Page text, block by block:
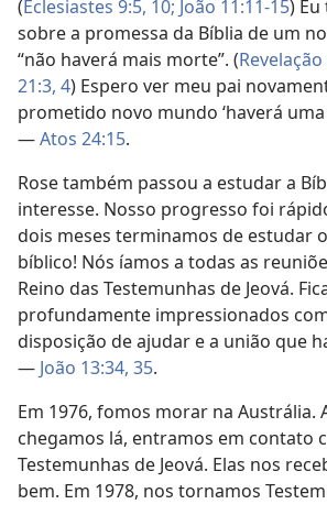
(Eclesiastes 9:5, 10; João 11:11-15)
sobre a promessa da Bíblia de um
“não haverá mais morte”. (
21:3, 4) Espero ver meu pai
prometido novo mundo ‘haverá uma
—Atos 24:15.
Rose também passou a estudar a
interesse. Nosso progresso foi
dois meses terminamos de estudar
bíblico! Nós íamos a todas as
Reino das Testemunhas de Jeová.
profundamente impressionados
disposição de ajudar e a união que
— João 13:34, 35.
Em 1976, fomos morar na Austrália.
chegamos lá, entramos em contato
Testemunhas de Jeová. Elas nos
bem. Em 1978, nos tornamos